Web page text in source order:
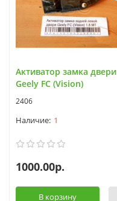
Активатор замка двери
Geely FC (Vision)
2406
1
1000.00р.
В корзину